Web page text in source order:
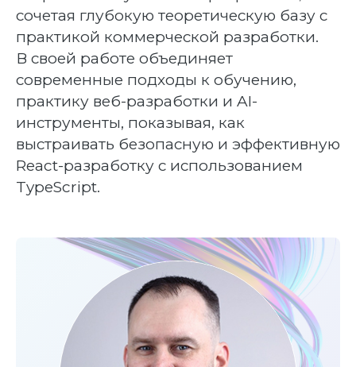
сочетая глубокую теоретическую базу с
практикой коммерческой разработки.
В своей работе объединяет
современные подходы к обучению,
практику веб-разработки и AI-
инструменты, показывая, как
выстраивать безопасную и эффективную
React-разработку с использованием
TypeScript.